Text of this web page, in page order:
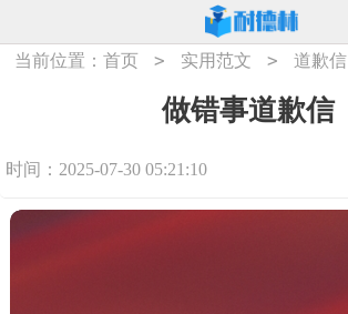
当前位置：首页 > 实用范文 > 道歉信
做错事道歉信
时间：2025-07-30 05:21:10